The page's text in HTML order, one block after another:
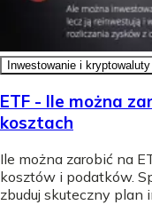
Inwestowanie i kryptowaluty
ETF - Ile można
kosztach
Ile można zarobić na
kosztów i podatków.
zbuduj skuteczny plan